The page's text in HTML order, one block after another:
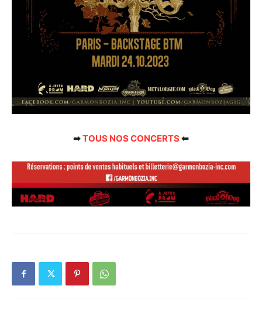
➡TOUS NOS CONCERTS⬅